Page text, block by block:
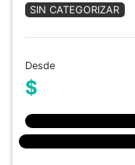
SIN CATEGORIZAR
Desde
$